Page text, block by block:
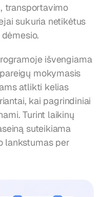
transportavimo
sukuria netikėtus
išvengiama
mokymasis
atlikti kelias
kai pagrindiniai
Turint laikinų
suteikiama
lankstumas per